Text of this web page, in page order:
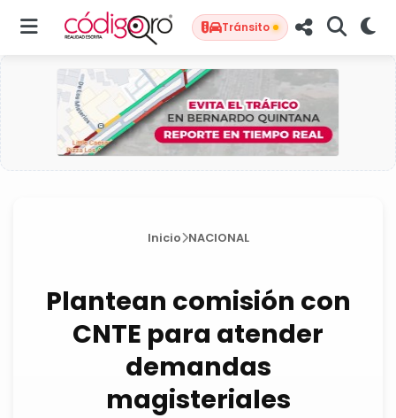
Tránsito
Inicio NACIONAL
Plantean comisión con
CNTE para atender
demandas
magisteriales